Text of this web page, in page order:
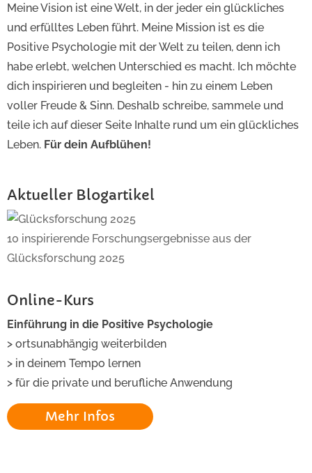
Meine Vision ist eine Welt, in der jeder ein glückliches
und erfülltes Leben führt. Meine Mission ist es die
Positive Psychologie mit der Welt zu teilen, denn ich
habe erlebt, welchen Unterschied es macht. Ich möchte
dich inspirieren und begleiten - hin zu einem Leben
voller Freude & Sinn. Deshalb schreibe, sammele und
teile ich auf dieser Seite Inhalte rund um ein glückliches
Leben. Für dein Aufblühen!
Aktueller Blogartikel
10 inspirierende Forschungsergebnisse aus der
Glücksforschung 2025
Online-Kurs
Einführung in die Positive Psychologie
> ortsunabhängig weiterbilden
> in deinem Tempo lernen
> für die private und berufliche Anwendung
Mehr Infos